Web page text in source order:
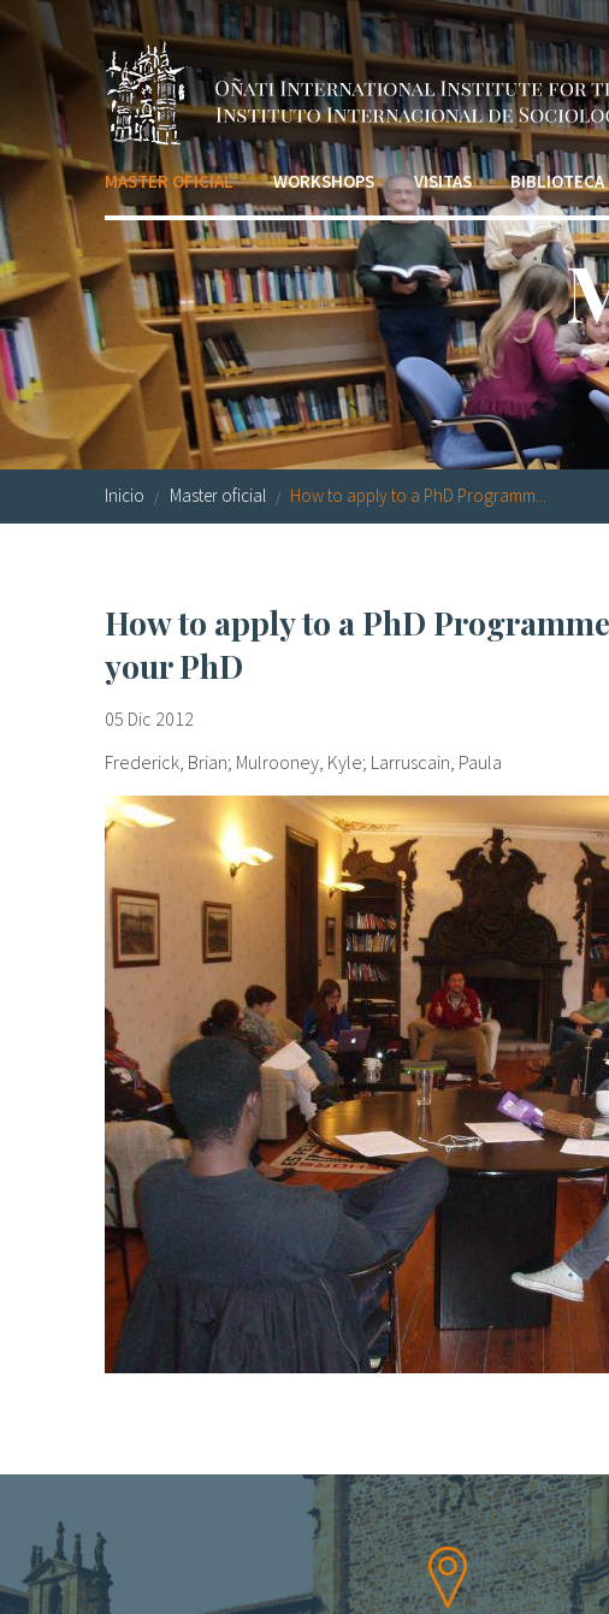
Pasar al contenido principal
MASTER OFICIAL WORKSHOPS VISITAS BIBLIOTECA
Inicio Master oficial How to apply to a PhD Programm...
How to apply to a PhD Programme // How to find funding for
your PhD
05 Dic 2012
Frederick, Brian; Mulrooney, Kyle; Larruscain, Paula